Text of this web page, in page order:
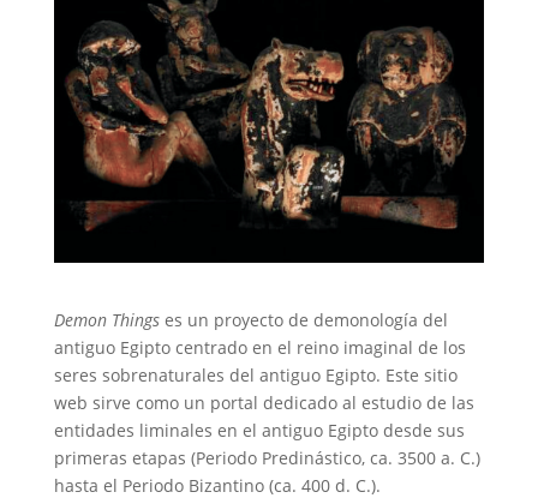
Demon Thingses un proyecto de demonología del
antiguo Egipto centrado en el reino imaginal de los
seres sobrenaturales del antiguo Egipto. Este sitio
web sirve como un portal dedicado al estudio de las
entidades liminales en el antiguo Egipto desde sus
primeras etapas (Periodo Predinástico, ca. 3500 a. C.)
hasta el Periodo Bizantino (ca. 400 d. C.).